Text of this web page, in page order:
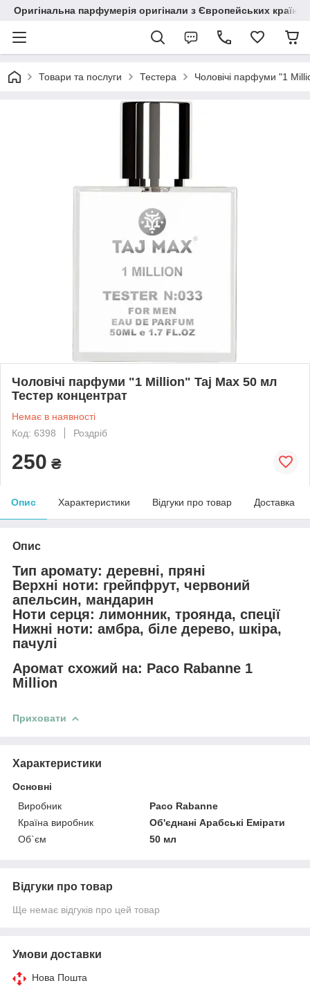
Оригінальна парфумерія оригінали з Європейських країн
Товари та послуги Тестера Чоловічі парфуми "1
Чоловічі парфуми "1 Million" Taj Max 50 мл
Тестер концентрат
Немає в наявності
Код: 6398
Роздріб
250 ₴
Опис Характеристики Відгуки про товар Доставка
Опис
Тип аромату: деревні, пряні
Верхні ноти: грейпфрут, червоний
апельсин, мандарин
Ноти серця: лимонник, троянда, спеції
Нижні ноти: амбра, біле дерево, шкіра,
пачулі
Аромат схожий на: Paco Rabanne 1
Million
Приховати
Характеристики
Основні
Виробник
Paco Rabanne
Країна виробник
Об'єднані Арабські Емірати
Об`єм
50 мл
Відгуки про товар
Ще немає відгуків про цей товар
Умови доставки
Нова Пошта